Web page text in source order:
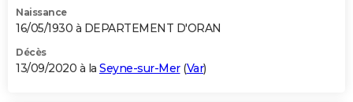
Naissance
16/05/1930 à DEPARTEMENT D'ORAN
Décès
13/09/2020 à la Seyne-sur-Mer(Var)